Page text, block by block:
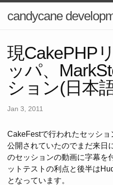
candycane
現CakePHP
ッパ、
ション(日本
Jan 3, 2011
CakeFestで行われたセッショ
公開されていたのでまだ来日
のセッションの動画に字幕を
ットテストの利点と後半は
となっています。